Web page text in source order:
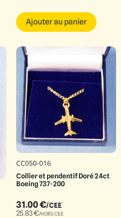
Ajouter au panier
CC050-016
Collier et pendentif Doré 24ct
Boeing 737-200
31.00€/CEE
25.83€/HORS CEE